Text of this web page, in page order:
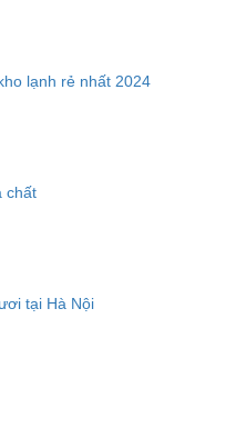
lạnh rẻ nhất 2024
chất
tại Hà Nội